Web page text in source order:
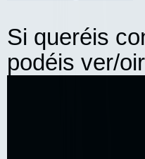
Si queréis
podéis ver/